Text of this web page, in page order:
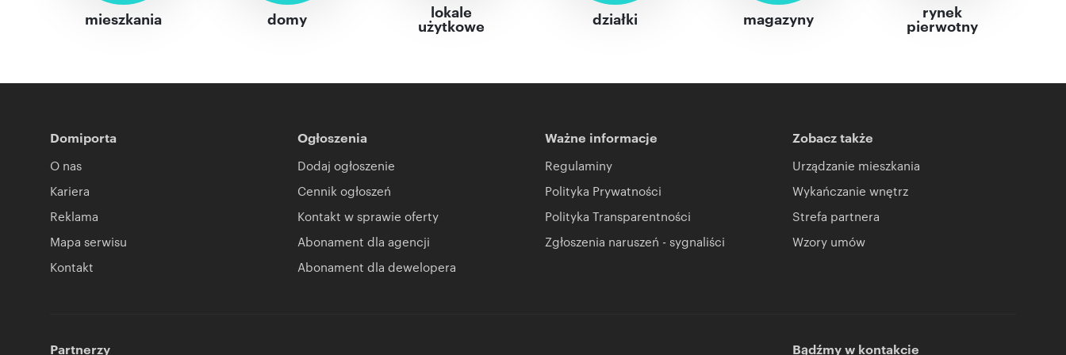
mieszkania domy lokale
użytkowe działki magazyny rynek
pierwotny
Domiporta
O nas
Kariera
Reklama
Mapa serwisu
Kontakt
Ogłoszenia
Dodaj ogłoszenie
Cennik ogłoszeń
Kontakt w sprawie oferty
Abonament dla agencji
Abonament dla dewelopera
Ważne informacje
Regulaminy
Polityka Prywatności
Polityka Transparentności
Zgłoszenia naruszeń - sygnaliści
Zobacz także
Urządzanie mieszkania
Wykańczanie wnętrz
Strefa partnera
Wzory umów
Partnerzy Bądźmy w kontakcie